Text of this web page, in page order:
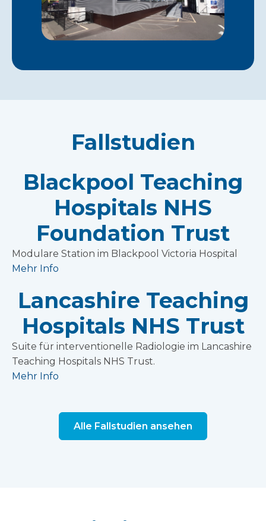
Fallstudien
Blackpool Teaching
Hospitals NHS
Foundation Trust
Modulare Station im Blackpool Victoria Hospital
Mehr Info
Lancashire Teaching
Hospitals NHS Trust
Suite für interventionelle Radiologie im Lancashire
Teaching Hospitals NHS Trust.
Mehr Info
Alle Fallstudien ansehen